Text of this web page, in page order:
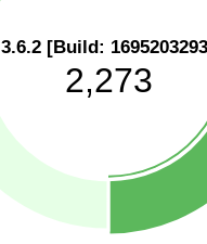
3.6.2 [Build:
2,273